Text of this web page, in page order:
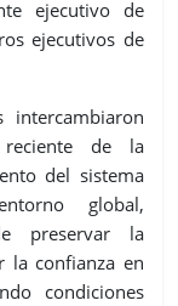
ejecutivo de
ejecutivos de
intercambiaron
reciente de la
del sistema
global,
preservar la
la confianza en
condiciones